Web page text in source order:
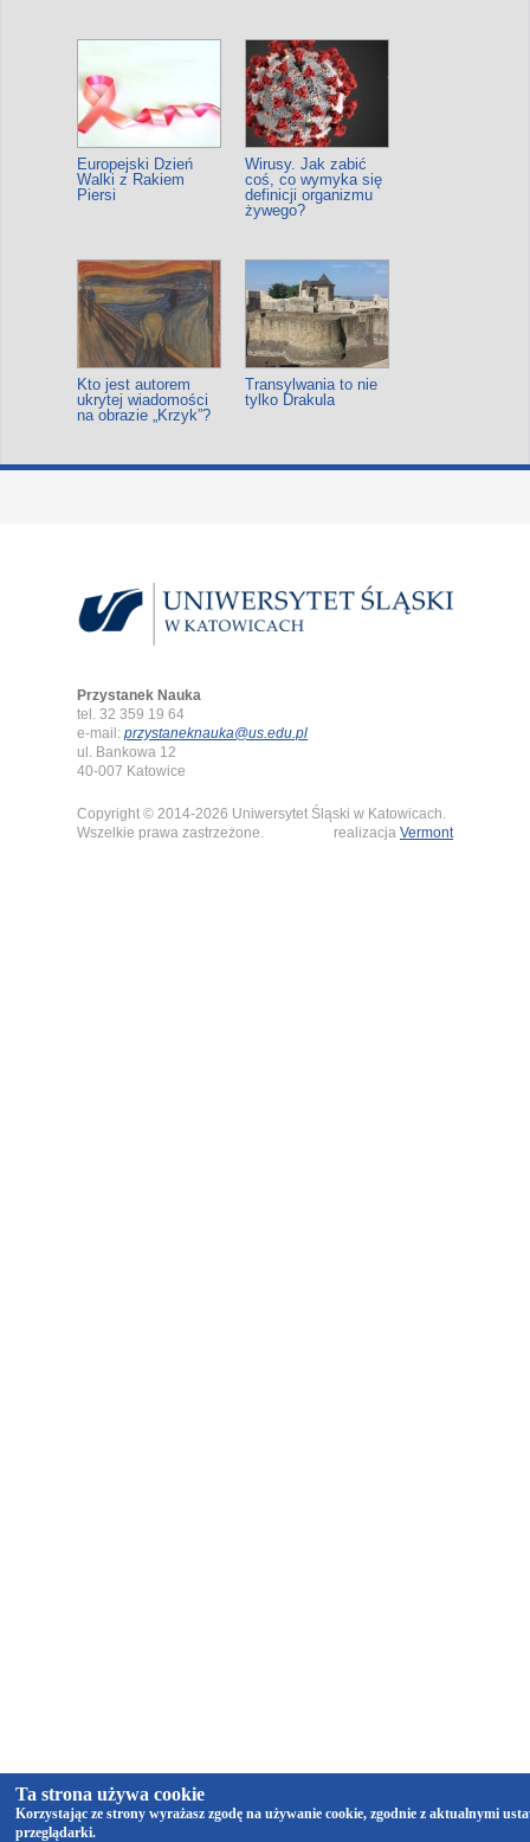
Europejski Dzień
Walki z Rakiem
Piersi
Wirusy. Jak zabić
coś, co wymyka się
definicji organizmu
żywego?
Kto jest autorem
ukrytej wiadomości
na obrazie „Krzyk”?
Transylwania to nie
tylko Drakula
Przystanek Nauka
tel. 32 359 19 64
e-mail: przystaneknauka@us.edu.pl
ul. Bankowa 12
40-007 Katowice
Copyright © 2014-2026 Uniwersytet Śląski w Katowicach.
Wszelkie prawa zastrzeżone.
realizacja Vermont
Ta strona używa cookie
Korzystając ze strony wyrażasz zgodę na używanie cookie, zgodnie z aktualnymi
przeglądarki.